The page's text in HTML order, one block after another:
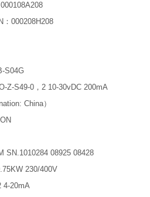
：000208H208
S04G
Z-S49-0，2 10-30vDC 200mA
China）
SN.1010284 08925 08428
230/400V
4-20mA